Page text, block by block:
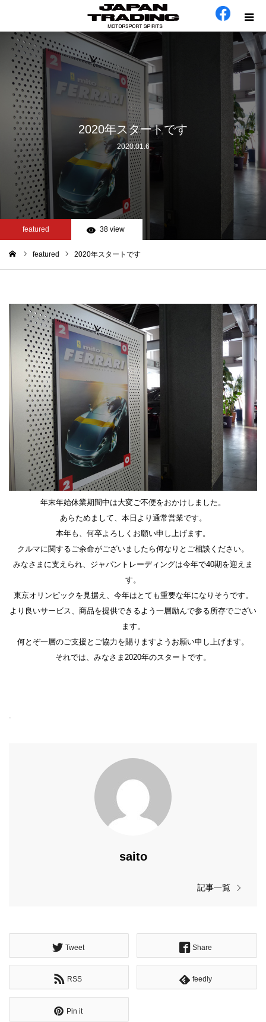
2020年スタートです
2020.01.6
featured 38 view
featured 2020年スタートです
年末年始休業期間中は大変ご不便をおかけしました。
あらためまして、本日より通常営業です。
本年も、何卒よろしくお願い申し上げます。
クルマに関するご余命がございましたら何なりとご相談ください。
みなさまに支えられ、ジャパントレーディングは今年で40期を迎えま
す。
東京オリンピックを見据え、今年はとても重要な年になりそうです。
より良いサービス、商品を提供できるよう一層励んで参る所存でござい
ます。
何とぞ一層のご支援とご協力を賜りますようお願い申し上げます。
それでは、みなさま2020年のスタートです。
saito
記事一覧
Tweet Share
RSS feedly
Pin it
ホーム
在庫車
会社概要
カテゴリー
工場日誌
お問い合わせ